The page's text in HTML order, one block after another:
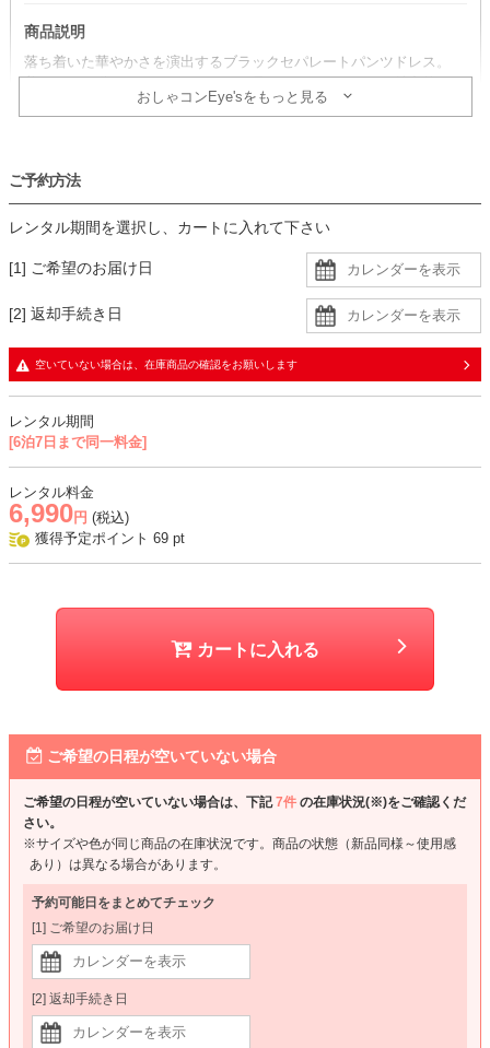
商品説明
落ち着いた華やかさを演出するブラックセパレートパンツドレス。
美しいのに動きやすい、スッキリと見えるパンツラインが魅力的な一
おしゃコンEye'sをもっと見る
明るい小物を合わせて、メリハリを付けるのがおすすめ！
わせられます。
ジャケットを羽織ってクールに見せたスタイルも素敵です。
生地
・身頃とパンツは柔らかいさらっとした生地に同色裏地の二枚重ね
・袖部分はレース生地で、透け感あり
おすすめシーン
結婚式、二次会、謝恩会、成人式、同窓会、パーティー、お宮参りな
ど
ご予約方法
レンタル期間を選択し、カートに入れて下さい
[1] ご希望のお届け日
[2] 返却手続き日
空いていない場合は、在庫商品の確認をお願いします
レンタル期間
[6泊7日まで同一料金]
レンタル料金
6,990 円 (税込)
獲得予定ポイント 69 pt
カートに入れる
ご希望の日程が空いていない場合
ご希望の日程が空いていない場合は、下記7件 の在庫状況(※)をご確認くだ
さい。
※サイズや色が同じ商品の在庫状況です。商品の状態（新品同様～使用感
あり）は異なる場合があります。
予約可能日をまとめてチェック
[1] ご希望のお届け日
[2] 返却手続き日